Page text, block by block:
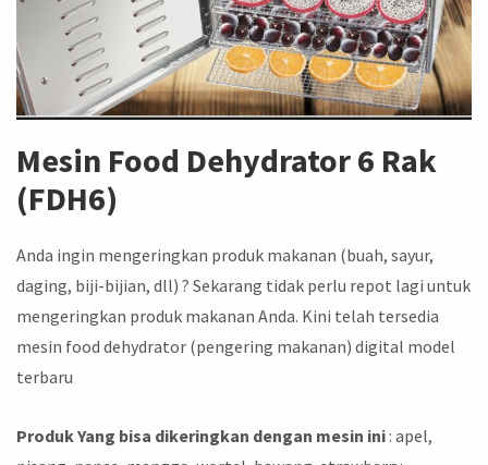
Mesin Food Dehydrator 6 Rak
(FDH6)
Anda ingin mengeringkan produk makanan (buah, sayur,
daging, biji-bijian, dll) ? Sekarang tidak perlu repot lagi untuk
mengeringkan produk makanan Anda. Kini telah tersedia
mesin food dehydrator (pengering makanan) digital model
terbaru
Produk Yang bisa dikeringkan dengan mesin ini : apel,